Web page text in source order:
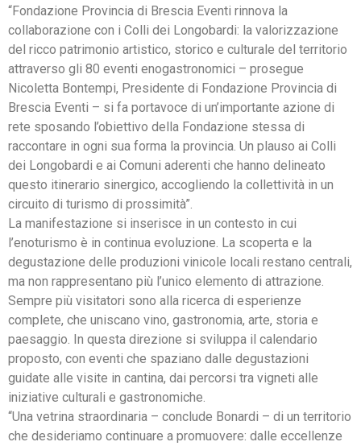
“Fondazione Provincia di Brescia Eventi rinnova la
collaborazione con i Colli dei Longobardi: la valorizzazione
del ricco patrimonio artistico, storico e culturale del territorio
attraverso gli 80 eventi enogastronomici – prosegue
Nicoletta Bontempi, Presidente di Fondazione Provincia di
Brescia Eventi – si fa portavoce di un’importante azione di
rete sposando l’obiettivo della Fondazione stessa di
raccontare in ogni sua forma la provincia. Un plauso ai Colli
dei Longobardi e ai Comuni aderenti che hanno delineato
questo itinerario sinergico, accogliendo la collettività in un
circuito di turismo di prossimità”.
La manifestazione si inserisce in un contesto in cui
l’enoturismo è in continua evoluzione. La scoperta e la
degustazione delle produzioni vinicole locali restano centrali,
ma non rappresentano più l’unico elemento di attrazione.
Sempre più visitatori sono alla ricerca di esperienze
complete, che uniscano vino, gastronomia, arte, storia e
paesaggio. In questa direzione si sviluppa il calendario
proposto, con eventi che spaziano dalle degustazioni
guidate alle visite in cantina, dai percorsi tra vigneti alle
iniziative culturali e gastronomiche.
“Una vetrina straordinaria – conclude Bonardi – di un territorio
che desideriamo continuare a promuovere: dalle eccellenze